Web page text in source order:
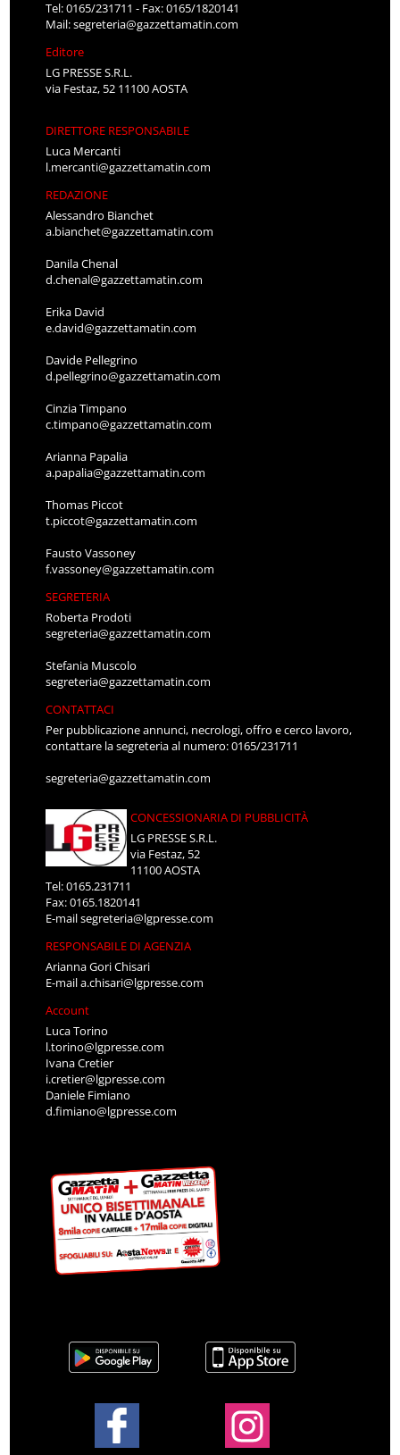
Tel: 0165/231711 - Fax: 0165/1820141
Mail:segreteria@gazzettamatin.com
Editore
LG PRESSE S.R.L.
via Festaz, 52 11100 AOSTA
DIRETTORE RESPONSABILE
Luca Mercanti
l.mercanti@gazzettamatin.com
REDAZIONE
Alessandro Bianchet
a.bianchet@gazzettamatin.com
Danila Chenal
d.chenal@gazzettamatin.com
Erika David
e.david@gazzettamatin.com
Davide Pellegrino
d.pellegrino@gazzettamatin.com
Cinzia Timpano
c.timpano@gazzettamatin.com
Arianna Papalia
a.papalia@gazzettamatin.com
Thomas Piccot
t.piccot@gazzettamatin.com
Fausto Vassoney
f.vassoney@gazzettamatin.com
SEGRETERIA
Roberta Prodoti
segreteria@gazzettamatin.com
Stefania Muscolo
segreteria@gazzettamatin.com
CONTATTACI
Per pubblicazione annunci, necrologi, offro e cerco lavoro,
contattare la segreteria al numero: 0165/231711
segreteria@gazzettamatin.com
CONCESSIONARIA DI PUBBLICITÀ
LG PRESSE S.R.L.
via Festaz, 52
11100 AOSTA
Tel: 0165.231711
Fax: 0165.1820141
E-mailsegreteria@lgpresse.com
RESPONSABILE DI AGENZIA
Arianna Gori Chisari
E-maila.chisari@lgpresse.com
Account
Luca Torino
l.torino@lgpresse.com
Ivana Cretier
i.cretier@lgpresse.com
Daniele Fimiano
d.fimiano@lgpresse.com